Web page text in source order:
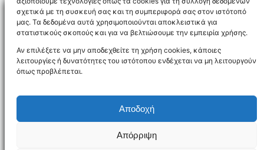
σχετικά με τη συσκευή σας και τη συμπεριφορά σας στον ιστότοπό
μας. Τα δεδομένα αυτά χρησιμοποιούνται αποκλειστικά για
στατιστικούς σκοπούς και για να βελτιώσουμε την εμπειρία χρήσης.
Αν επιλέξετε να μην αποδεχθείτε τη χρήση cookies, κάποιες
λειτουργίες ή δυνατότητες του ιστότοπου ενδέχεται να μη λειτουργούν
όπως προβλέπεται.
Αποδοχή
Απόρριψη
NEWSLETTER
Δήλωση Προσβασιμότητας